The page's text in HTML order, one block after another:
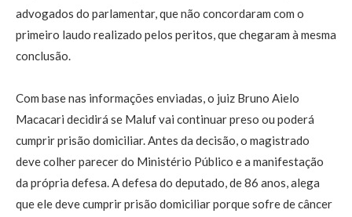
advogados do parlamentar, que não concordaram com o
primeiro laudo realizado pelos peritos, que chegaram à mesma
conclusão.
Com base nas informações enviadas, o juiz Bruno Aielo
Macacari decidirá se Maluf vai continuar preso ou poderá
cumprir prisão domiciliar. Antes da decisão, o magistrado
deve colher parecer do Ministério Público e a manifestação
da própria defesa. A defesa do deputado, de 86 anos, alega
que ele deve cumprir prisão domiciliar porque sofre de câncer